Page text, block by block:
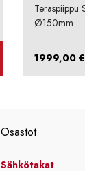
Teräspiippu
Ø150mm
1999,00 €
Osastot
Sähkötakat